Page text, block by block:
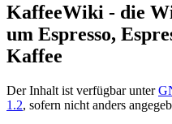
KaffeeWiki - die
um Espresso,
Kaffee
Der Inhalt ist verfügbar unter
1.2, sofern nicht anders